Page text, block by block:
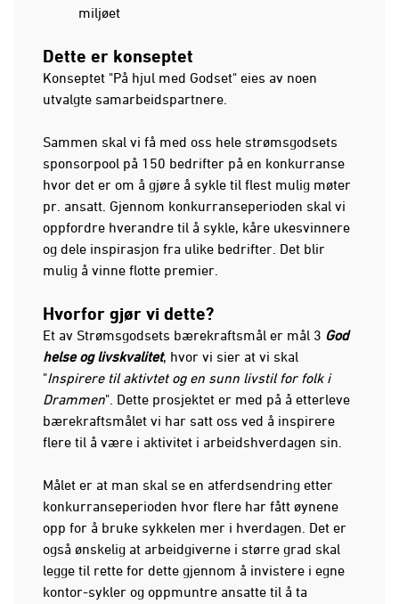
miljøet
Dette er konseptet
Konseptet "På hjul med Godset" eies av noen
utvalgte samarbeidspartnere.
Sammen skal vi få med oss hele strømsgodsets
sponsorpool på 150 bedrifter på en konkurranse
hvor det er om å gjøre å sykle til flest mulig møter
pr. ansatt. Gjennom konkurranseperioden skal vi
oppfordre hverandre til å sykle, kåre ukesvinnere
og dele inspirasjon fra ulike bedrifter. Det blir
mulig å vinne flotte premier.
Hvorfor gjør vi dette?
Et av Strømsgodsets bærekraftsmål er mål 3 God
helse og livskvalitet, hvor vi sier at vi skal
"Inspirere til aktivtet og en sunn livstil for folk i
Drammen". Dette prosjektet er med på å etterleve
bærekraftsmålet vi har satt oss ved å inspirere
flere til å være i aktivitet i arbeidshverdagen sin.
Målet er at man skal se en atferdsendring etter
konkurranseperioden hvor flere har fått øynene
opp for å bruke sykkelen mer i hverdagen. Det er
også ønskelig at arbeidgiverne i større grad skal
legge til rette for dette gjennom å invistere i egne
kontor-sykler og oppmuntre ansatte til å ta